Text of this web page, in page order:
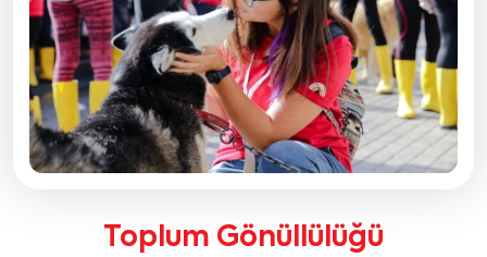
Toplum Gönüllülüğü